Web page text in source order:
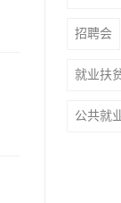
招聘会
就业扶
公共就